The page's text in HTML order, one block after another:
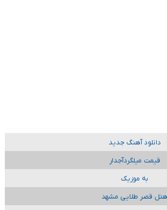
دانلود آهنگ جدید
قیمت میلگردآجدار
به موزیک
هتل قصر طلایی مشهد